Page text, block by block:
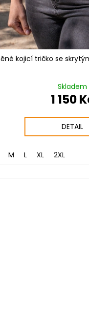
kojicí tričko se
Skladem
1 150
DETAIL
M L XL 2XL